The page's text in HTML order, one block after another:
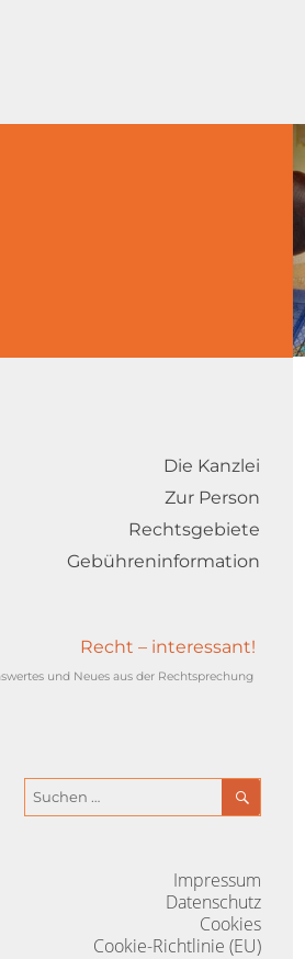
Die Kanzlei
Zur Person
Rechtsgebiete
Gebühreninformation
Recht – interessant!
Suchen
nach:
Impressum
Datenschutz
Cookies
Cookie-Richtlinie (EU)